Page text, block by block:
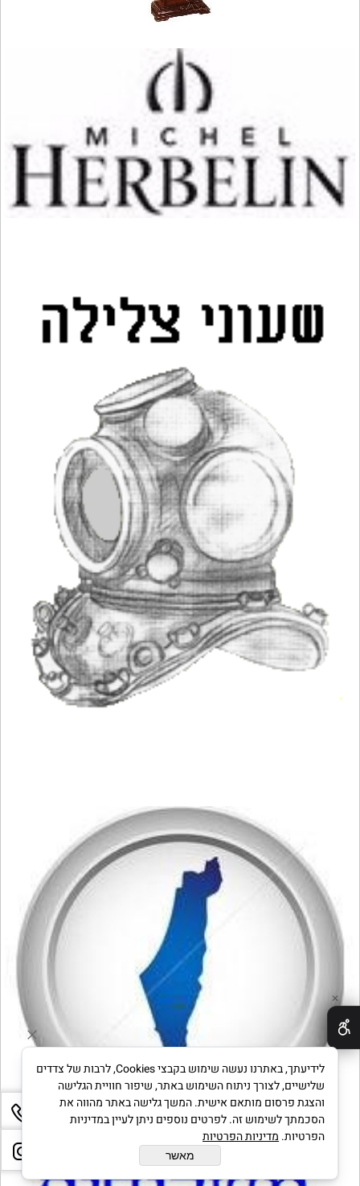
✕
לידיעתך, באתרנו נעשה שימוש בקבצי Cookies, לרבות של צדדים
שלישיים, לצורך ניתוח השימוש באתר, שיפור חוויית הגלישה
והצגת פרסום מותאם אישית. המשך גלישה באתר מהווה את
הסכמתך לשימוש זה. לפרטים נוספים ניתן לעיין במדיניות
הפרטיות. מדיניות הפרטיות
מאשר